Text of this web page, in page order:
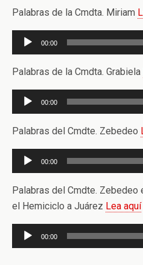
audio
Palabras de la Cmdta. Miriam
Reproductor
de
audio
00:00
Palabras de la Cmdta. Grabiela
Reproductor
de
audio
00:00
Palabras del Cmdte. Zebedeo
Reproductor
de
audio
00:00
Palabras del Cmdte. Zebedeo
el Hemiciclo a Juárez Lea aquí
Reproductor
de
00:00